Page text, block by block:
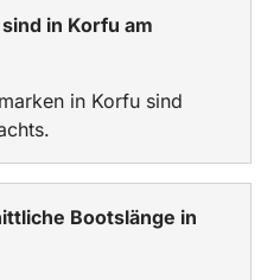
in Korfu am
in Korfu sind
Bootslänge in